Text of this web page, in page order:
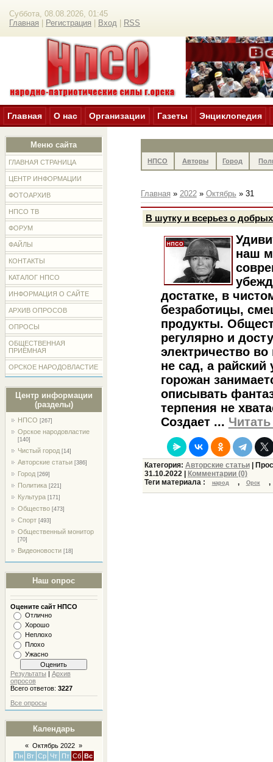
Суббота, 08.08.2026, 01:45
Главная
Регистрация Вход RSS
Главная О нас Организации Газеты Энциклопедия
Меню сайта
ГЛАВНАЯ СТРАНИЦА
ЦЕНТР ИНФОРМАЦИИ
ФОТОАРХИВ
НПСО ТВ
ФОРУМ
ФАЙЛЫ
КОНТАКТЫ
КАТАЛОГ НПСО
ИНФОРМАЦИЯ О САЙТЕ
АРХИВ ОПРОСОВ
ОПРОСЫ
ОБЩЕСТВЕННАЯ
ПРИЁМНАЯ
ОРСКОЕ НАРОДОВЛАСТИЕ
Центр информации
(разделы)
НПСО [267]
Орское народовластие
[140]
Чистый город [14]
Авторские статьи [386]
Город [269]
Политика [221]
Культура [171]
Общество [473]
Спорт [493]
Общественный монитор
[70]
Видеоновости [18]
Наш опрос
Оцените сайт НПСО
Отлично
Хорошо
Неплохо
Плохо
Ужасно
Результаты
Архив
опросов
Всего ответов: 3227
Все опросы
Календарь
« Октябрь 2022 »
Пн Вт Ср Чт Пт Сб Вс
НПСО Авторы Город
Главная » 2022 » Октябрь » 31
В шутку и всерьез о
наш
достатке, в
безработицы,
продукты.
регулярно и
электричество
не сад, а райский
горожан
описывать
терпения не
Создает ...
Категория: Авторские статьи|
31.10.2022|
Комментарии (0)
Теги материала :
народ , Орск ,